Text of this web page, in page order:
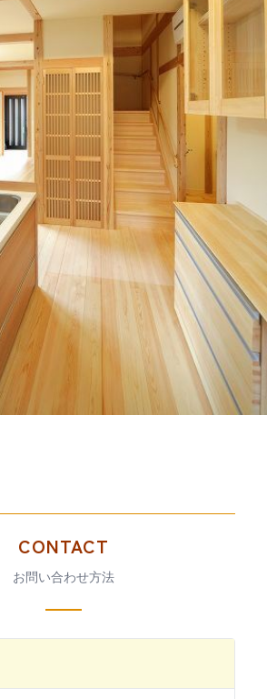
CONTACT
お問い合わせ方法